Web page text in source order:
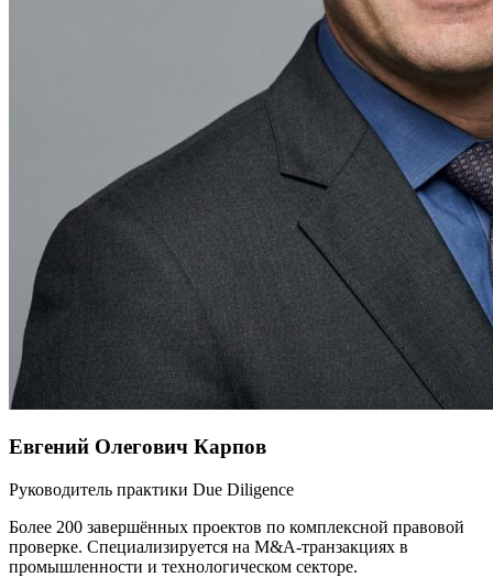
Евгений Олегович Карпов
Руководитель практики Due Diligence
Более 200 завершённых проектов по комплексной правовой
проверке. Специализируется на M&A-транзакциях в
промышленности и технологическом секторе.